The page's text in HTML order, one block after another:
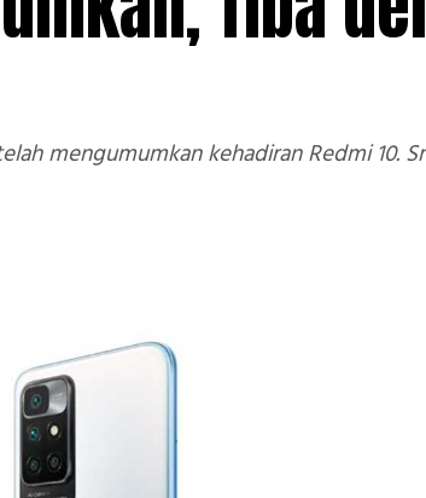
mengumumkan kehadiran Redmi 10.